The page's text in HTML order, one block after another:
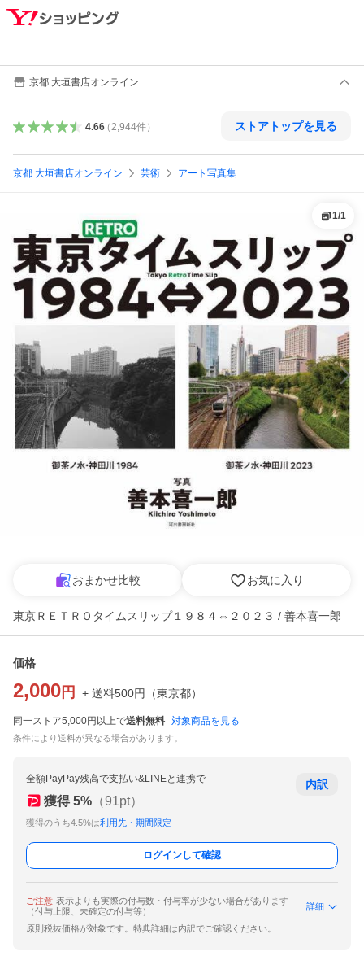
京都 大垣書店オンライン
4.66（ 2,944件） ストアトップを見る
京都 大垣書店オンライン 芸術 アート写真集
1/1
おまかせ比較 お気に入り
東京ＲＥＴＲＯタイムスリップ１９８４⇔２０２３ / 善本喜一郎
価格
2,000 円 + 送料500円 （東京都）
同一ストア5,000円以上で送料無料 対象商品を見る
条件により送料が異なる場合があります。
全額PayPay残高で支払い&LINEと連携で
獲得 5% （91pt）
獲得のうち4.5%は利用先・期間限定
内訳
ログインして確認
ご注意 表示よりも実際の付与数・付与率が少ない場合があります
（付与上限、未確定の付与等）
詳細
原則税抜価格が対象です。特典詳細は内訳でご確認ください。